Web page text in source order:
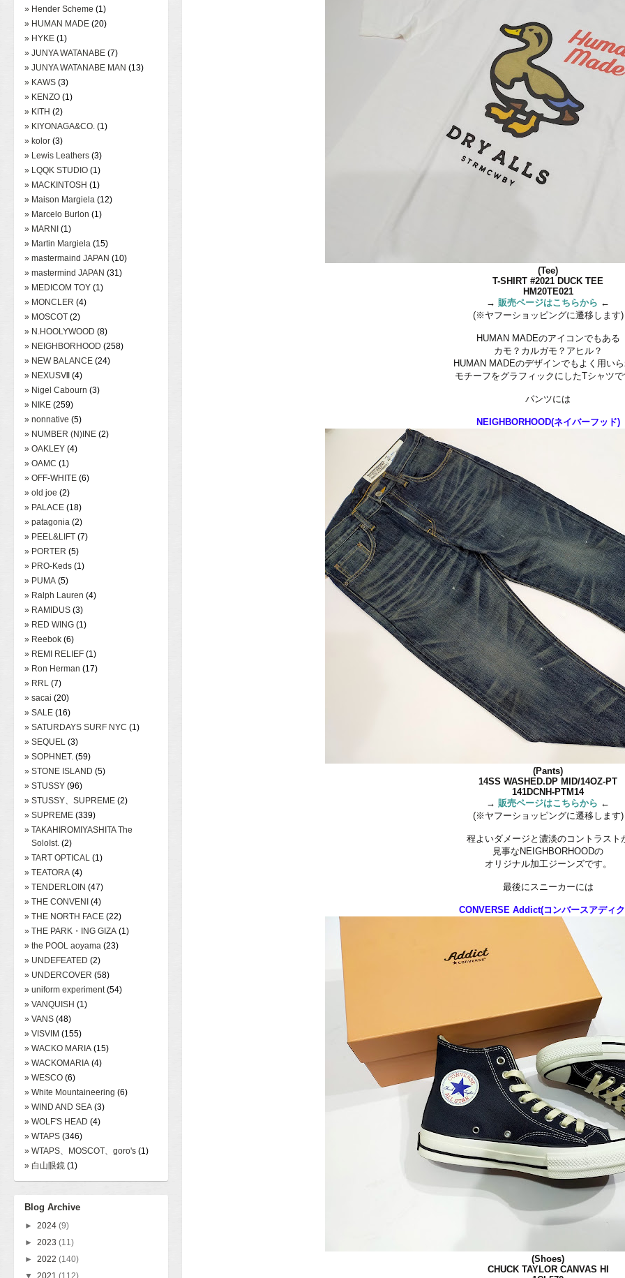
» Hender Scheme (1)
» HUMAN MADE (20)
» HYKE (1)
» JUNYA WATANABE (7)
» JUNYA WATANABE MAN (13)
» KAWS (3)
» KENZO (1)
» KITH (2)
» KIYONAGA&CO. (1)
» kolor (3)
» Lewis Leathers (3)
» LQQK STUDIO (1)
» MACKINTOSH (1)
» Maison Margiela (12)
» Marcelo Burlon (1)
» MARNI (1)
» Martin Margiela (15)
» mastermaind JAPAN (10)
» mastermind JAPAN (31)
» MEDICOM TOY (1)
» MONCLER (4)
» MOSCOT (2)
» N.HOOLYWOOD (8)
» NEIGHBORHOOD (258)
» NEW BALANCE (24)
» NEXUSⅦ (4)
» Nigel Cabourn (3)
» NIKE (259)
» nonnative (5)
» NUMBER (N)INE (2)
» OAKLEY (4)
» OAMC (1)
» OFF-WHITE (6)
» old joe (2)
» PALACE (18)
» patagonia (2)
» PEEL&LIFT (7)
» PORTER (5)
» PRO-Keds (1)
» PUMA (5)
» Ralph Lauren (4)
» RAMIDUS (3)
» RED WING (1)
» Reebok (6)
» REMI RELIEF (1)
» Ron Herman (17)
» RRL (7)
» sacai (20)
» SALE (16)
» SATURDAYS SURF NYC (1)
» SEQUEL (3)
» SOPHNET. (59)
» STONE ISLAND (5)
» STUSSY (96)
» STUSSY、SUPREME (2)
» SUPREME (339)
» TAKAHIROMIYASHITA The
SoloIst. (2)
» TART OPTICAL (1)
» TEATORA (4)
» TENDERLOIN (47)
» THE CONVENI (4)
» THE NORTH FACE (22)
» THE PARK・ING GIZA (1)
» the POOL aoyama (23)
» UNDEFEATED (2)
» UNDERCOVER (58)
» uniform experiment (54)
» VANQUISH (1)
» VANS (48)
» VISVIM (155)
» WACKO MARIA (15)
» WACKOMARIA (4)
» WESCO (6)
» White Mountaineering (6)
» WIND AND SEA (3)
» WOLF'S HEAD (4)
» WTAPS (346)
» WTAPS、MOSCOT、goro's (1)
» 白山眼鏡 (1)
Blog Archive
► 2024 (9)
► 2023 (11)
► 2022 (140)
▼ 2021 (112)
(Tee)
T-SHIRT #2021 DUCK TEE
HM20TE021
→販売ページはこちらから ←
(※ヤフーショッピングに遷移します)
HUMAN MADEのアイコンでもある
カモ？カルガモ？アヒル？
HUMAN MADEのデザインでもよく用い
モチーフをグラフィックにしたTシャツ
パンツには
NEIGHBORHOOD(ネイバーフッド)
(Pants)
14SS WASHED.DP MID/14OZ-PT
141DCNH-PTM14
→販売ページはこちらから ←
(※ヤフーショッピングに遷移します)
程よいダメージと濃淡のコントラスト
見事なNEIGHBORHOODの
オリジナル加工ジーンズです。
最後にスニーカーには
CONVERSE Addict(コンバースアディ
(Shoes)
CHUCK TAYLOR CANVAS HI